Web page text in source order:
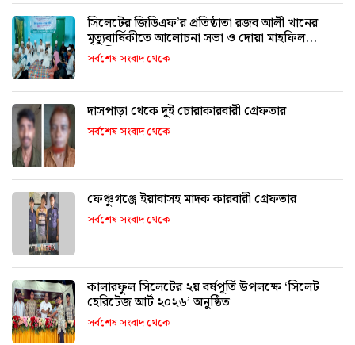
সিলেটের জিডিএফ’র প্রতিষ্ঠাতা রজব আলী খানের
মৃত্যুবার্ষিকীতে আলোচনা সভা ও দোয়া মাহফিল
অনুষ্ঠিত
সর্বশেষ সংবাদ থেকে
দাসপাড়া থেকে দুই চোরাকারবারী গ্রেফতার
সর্বশেষ সংবাদ থেকে
ফেঞ্চুগঞ্জে ইয়াবাসহ মাদক কারবারী গ্রেফতার
সর্বশেষ সংবাদ থেকে
কালারফুল সিলেটের ২য় বর্ষপূর্তি উপলক্ষে ‘সিলেট
হেরিটেজ আর্ট ২০২৬’ অনুষ্ঠিত
সর্বশেষ সংবাদ থেকে